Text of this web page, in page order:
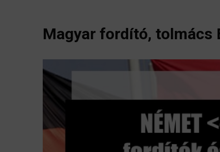
Magyar fordító, tolmács